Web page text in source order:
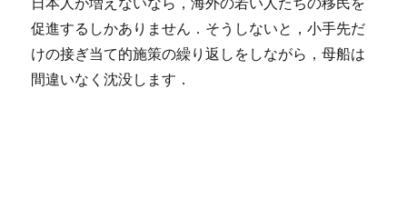
促進するしかありません．そうしないと，小手先だ
けの接ぎ当て的施策の繰り返しをしながら，母船は
間違いなく沈没します．